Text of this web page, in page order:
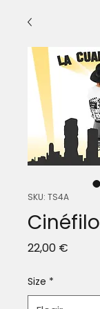
SKU: TS4A
Cinéfilo
22,00 €
Size *